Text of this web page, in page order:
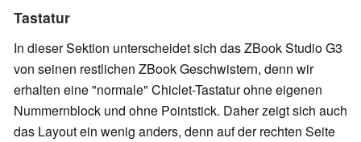
Tastatur
In dieser Sektion unterscheidet sich das ZBook Studio G3
von seinen restlichen ZBook Geschwistern, denn wir
erhalten eine "normale" Chiclet-Tastatur ohne eigenen
Nummernblock und ohne Pointstick. Daher zeigt sich auch
das Layout ein wenig anders, denn auf der rechten Seite